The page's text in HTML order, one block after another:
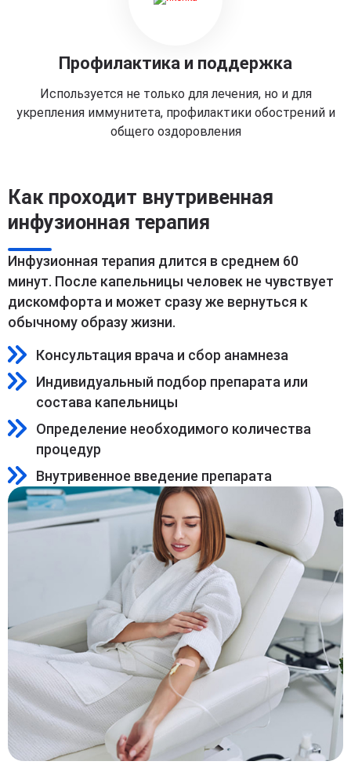
Профилактика и поддержка
Используется не только для лечения, но и для
укрепления иммунитета, профилактики обострений и
общего оздоровления
Как проходит внутривенная
инфузионная терапия
Инфузионная терапия длится в среднем 60
минут. После капельницы человек не чувствует
дискомфорта и может сразу же вернуться к
обычному образу жизни.
Консультация врача и сбор анамнеза
Индивидуальный подбор препарата или
состава капельницы
Определение необходимого количества
процедур
Внутривенное введение препарата